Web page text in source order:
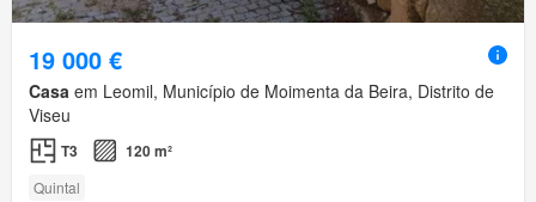
19 000 €
Casa em Leomil, Município de Moimenta da Beira, Distrito de
Viseu
T3 120 m²
Quintal